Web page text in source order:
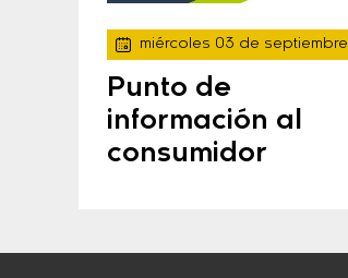
miércoles 03 de septiembre
Punto de
información al
consumidor